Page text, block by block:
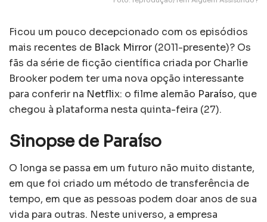
Ficou um pouco decepcionado com os episódios
mais recentes de Black Mirror (2011-presente)? Os
fãs da série de ficção científica criada por Charlie
Brooker podem ter uma nova opção interessante
para conferir na Netflix: o filme alemão Paraíso, que
chegou à plataforma nesta quinta-feira (27).
Sinopse de Paraíso
O longa se passa em um futuro não muito distante,
em que foi criado um método de transferência de
tempo, em que as pessoas podem doar anos de sua
vida para outras. Neste universo, a empresa